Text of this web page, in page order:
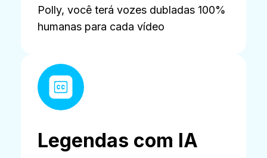
Polly, você terá vozes dubladas 100%
humanas para cada vídeo
Legendas com IA